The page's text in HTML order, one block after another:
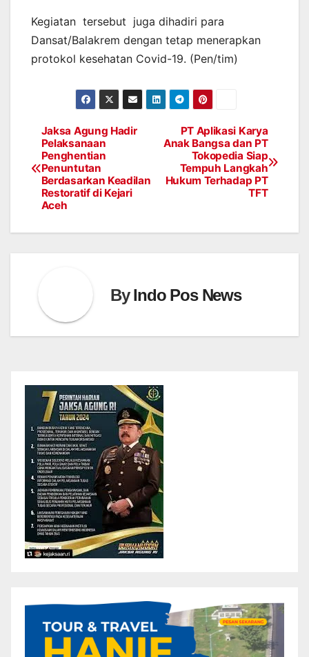
Kegiatan tersebut juga dihadiri para
Dansat/Balakrem dengan tetap menerapkan
protokol kesehatan Covid-19. (Pen/tim)
Post
navigation
PT Aplikasi Karya
Anak Bangsa dan PT
Tokopedia Siap
Tempuh Langkah
Hukum Terhadap PT
TFT
Jaksa Agung Hadir
Pelaksanaan
Penghentian
Penuntutan
Berdasarkan Keadilan
Restoratif di Kejari
Aceh
ByIndo Pos News